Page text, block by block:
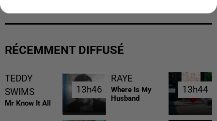
RÉCEMMENT DIFFUSÉ
TEDDY
SWIMS
Mr Know It All
13h46
13h46
RAYE
Where Is My
Husband
13h44
13h44